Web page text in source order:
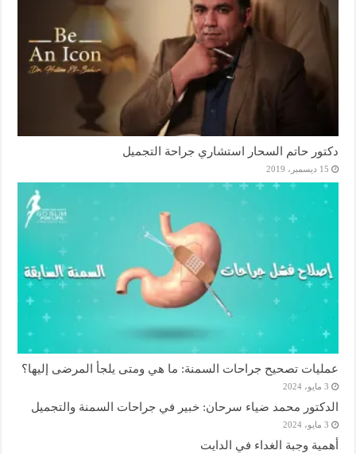
دكتور حاتم السحار استشاري جراحة التجميل
15 ديسمبر، 2019
عمليات تصحيح جراحات السمنة: ما هي ومتى يلجأ المرضى إليها؟
3 مايو، 2024
الدكتور محمد ضياء سرحان: خبير في جراحات السمنة والتجميل
3 مايو، 2024
أهمية وجبة الغداء في الدايت